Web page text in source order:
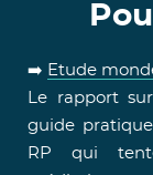
➡️ Etude
Le rapport
guide
RP qui